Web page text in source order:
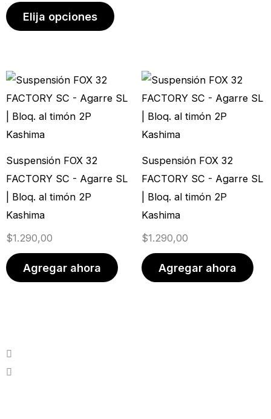
Elija opciones
pueden
página
de
producto
de
Suspensión FOX 32
FACTORY SC - Agarre SL
| Bloq. al timón 2P
Kashima
$1.290,00
Agregar ahora
Suspensión FOX 32
FACTORY SC - Agarre SL
| Bloq. al timón 2P
Kashima
$1.290,00
Agregar ahora